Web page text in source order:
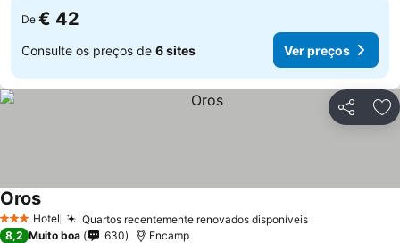
De € 42
Consulte os preços de 6 sites Ver preços
Partilhar
3 EstrelasHotel Quartos recentemente renovados disponíveisVer preços
OrosVer preços
8,2 Muito boa 630 Encamp